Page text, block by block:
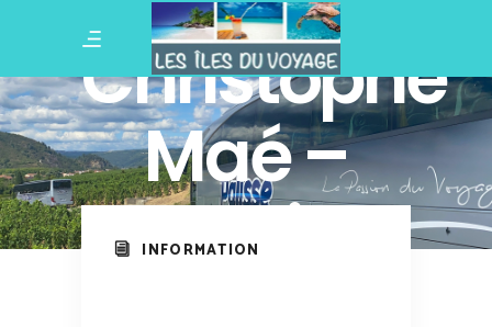
Christophe
Maé –
Jeudi 12
INFORMATION